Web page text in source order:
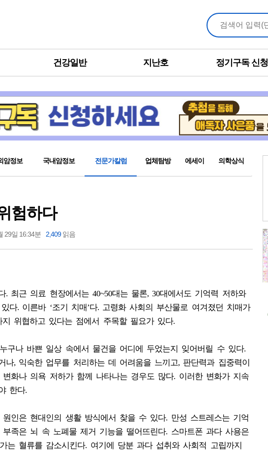
건강일반 지난호 정기구독 신청
암정보 국내암정보 전문가칼럼 업체탐방 에세이 의학상식
험하다
29일 16:34분 2,409읽음
최근 의료 현장에서는 40~50대는 물론, 30대에서도 기억력 저하와
다. 이른바 ‘조기 치매’다. 고령화 사회의 부산물로 여겨졌던 치매가
위협하고 있다는 점에서 주목할 필요가 있다.
구나 바쁜 일상 속에서 물건을 어디에 두었는지 잊어버릴 수 있다.
나, 익숙한 업무를 처리하는 데 어려움을 느끼고, 판단력과 집중력이
화나 의욕 저하가 함께 나타나는 경우도 많다. 이러한 변화가 지속
한다.
인은 현대인의 생활 방식에서 찾을 수 있다. 만성 스트레스는 기억
족은 뇌 속 노폐물 제거 기능을 떨어뜨린다. 스마트폰 과다 사용은
는 혈류를 감소시킨다. 여기에 당분 과다 섭취와 사회적 고립까지